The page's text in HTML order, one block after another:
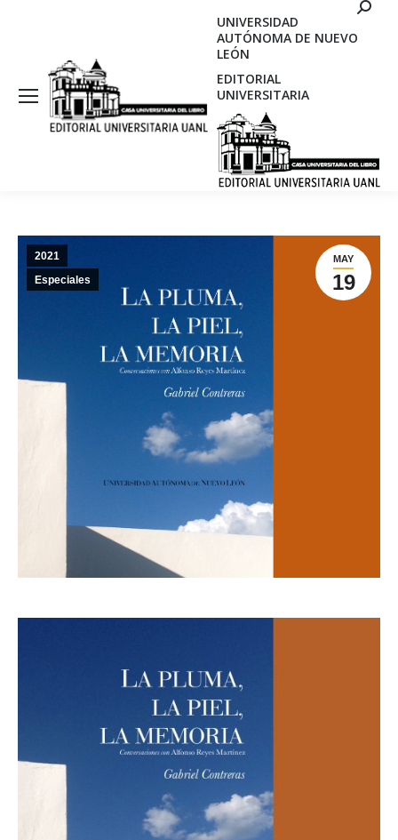
UNIVERSIDAD
AUTÓNOMA DE NUEVO
LEÓN
EDITORIAL
UNIVERSITARIA
MAY
19
2021
Especiales